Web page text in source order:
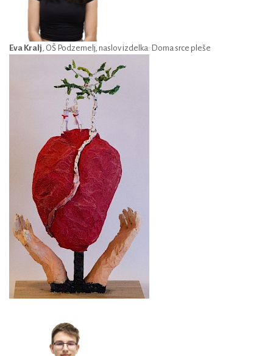
Eva Kralj, OŠ Podzemelj, naslov izdelka: Doma srce pleše